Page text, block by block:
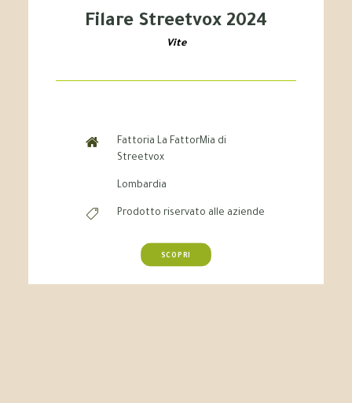
Filare Streetvox 2024
Vite
Fattoria La FattorMia di
Streetvox
Lombardia
Prodotto riservato alle aziende
SCOPRI